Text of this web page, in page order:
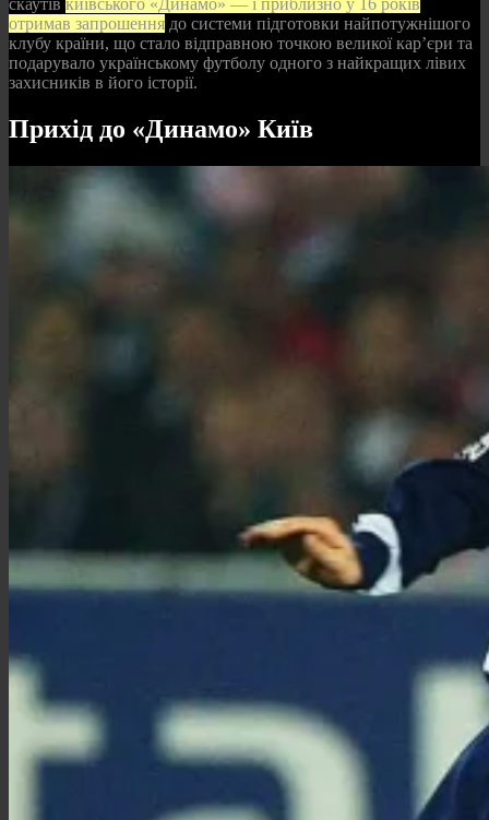
отримав запрошення до системи підготовки найпотужнішого
клубу країни, що стало відправною точкою великої кар’єри та
подарувало українському футболу одного з найкращих лівих
захисників в його історії.
Прихід до «Динамо» Київ